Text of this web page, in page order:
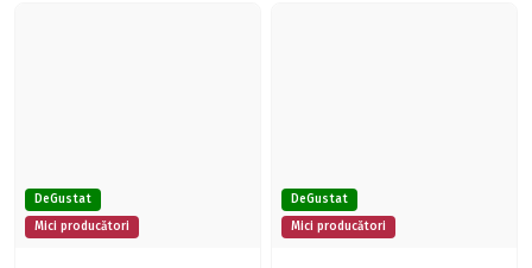
DeGustat
Mici producători
DeGustat
Mici producători